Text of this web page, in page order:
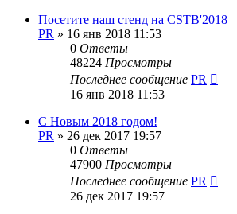
Посетите наш стенд на CSTB'2018
PR » 16 янв 2018 11:53
0 Ответы
48224 Просмотры
Последнее сообщение PR
16 янв 2018 11:53
С Новым 2018 годом!
PR » 26 дек 2017 19:57
0 Ответы
47900 Просмотры
Последнее сообщение PR
26 дек 2017 19:57